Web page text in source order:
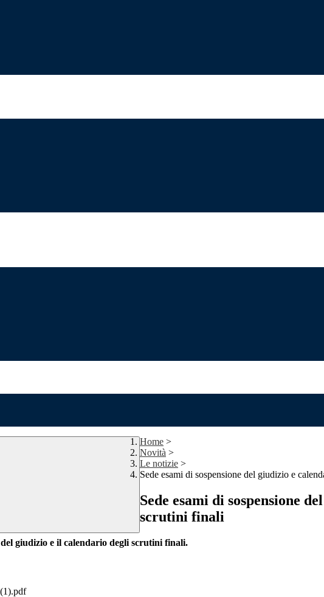
Home >
Novità >
Le notizie >
Sede esami di sospensione del giudizio e
Sede esami di sospensione
scrutini finali
del giudizio e il calendario degli scrutini finali.